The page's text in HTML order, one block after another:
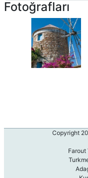
Fotoğrafları
Copyright
Farout